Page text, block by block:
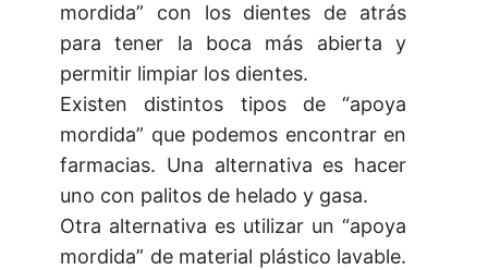
mordida” con los dientes de atrás
para tener la boca más abierta y
permitir limpiar los dientes.
Existen distintos tipos de “apoya
mordida” que podemos encontrar en
farmacias. Una alternativa es hacer
uno con palitos de helado y gasa.
Otra alternativa es utilizar un “apoya
mordida” de material plástico lavable.